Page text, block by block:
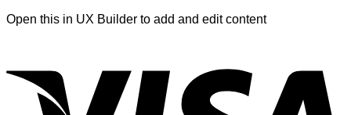
Open this in UX Builder to add and edit content